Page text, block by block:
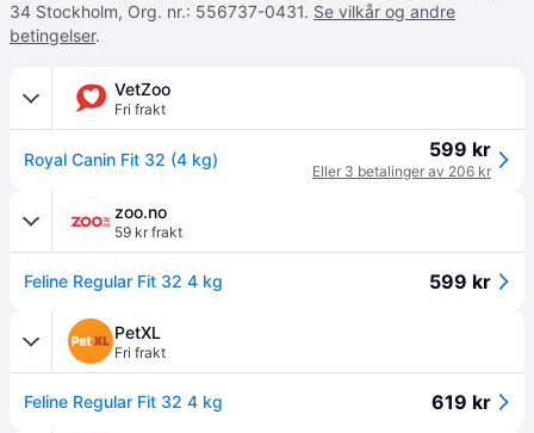
34 Stockholm, Org. nr.: 556737-0431. Se vilkår og andre
betingelser.
VetZoo
Fri frakt
Royal Canin Fit 32 (4 kg) 599 kr
Eller 3 betalinger av 206 kr
zoo.no
59 kr frakt
Feline Regular Fit 32 4 kg 599 kr
PetXL
Fri frakt
Feline Regular Fit 32 4 kg 619 kr